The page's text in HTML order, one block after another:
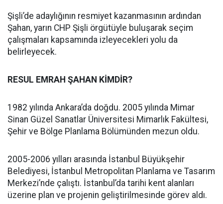
Şişli’de adaylığının resmiyet kazanmasının ardından
Şahan, yarın CHP Şişli örgütüyle buluşarak seçim
çalışmaları kapsamında izleyecekleri yolu da
belirleyecek.
RESUL EMRAH ŞAHAN KİMDİR?
1982 yılında Ankara’da doğdu. 2005 yılında Mimar
Sinan Güzel Sanatlar Üniversitesi Mimarlık Fakültesi,
Şehir ve Bölge Planlama Bölümünden mezun oldu.
2005-2006 yılları arasında İstanbul Büyükşehir
Belediyesi, İstanbul Metropolitan Planlama ve Tasarım
Merkezi’nde çalıştı. İstanbul’da tarihi kent alanları
üzerine plan ve projenin geliştirilmesinde görev aldı.